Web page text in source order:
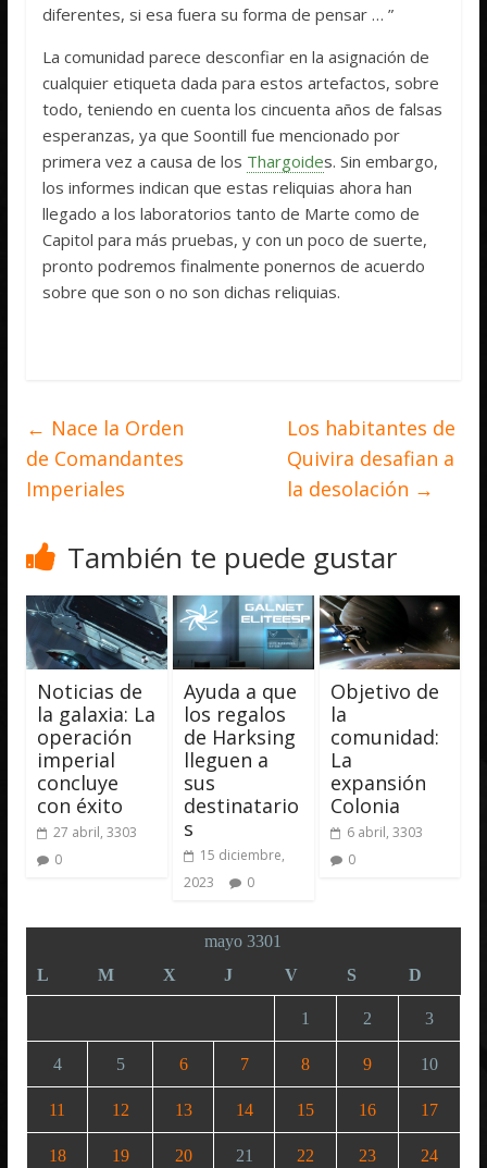
diferentes, si esa fuera su forma de pensar … ”
La comunidad parece desconfiar en la asignación de
cualquier etiqueta dada para estos artefactos, sobre
todo, teniendo en cuenta los cincuenta años de falsas
esperanzas, ya que Soontill fue mencionado por
primera vez a causa de los Thargoides. Sin embargo,
los informes indican que estas reliquias ahora han
llegado a los laboratorios tanto de Marte como de
Capitol para más pruebas, y con un poco de suerte,
pronto podremos finalmente ponernos de acuerdo
sobre que son o no son dichas reliquias.
← Nace la Orden
de Comandantes
Imperiales
Los habitantes de
Quivira desafian a
la desolación →
También te puede gustar
Noticias de
la galaxia: La
operación
imperial
concluye
con éxito
27 abril, 3303
0
Ayuda a que
los regalos
de Harksing
lleguen a
sus
destinatario
s
15 diciembre,
2023
0
Objetivo de
la
comunidad:
La
expansión
Colonia
6 abril, 3303
0
mayo 3301
L
M X J V S D
1 2 3
4 5 6 7 8 9 10
11 12 13 14 15 16 17
18 19 20 21 22 23 24